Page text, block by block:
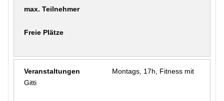
Montags, 17h, Fitness mit
Gitti